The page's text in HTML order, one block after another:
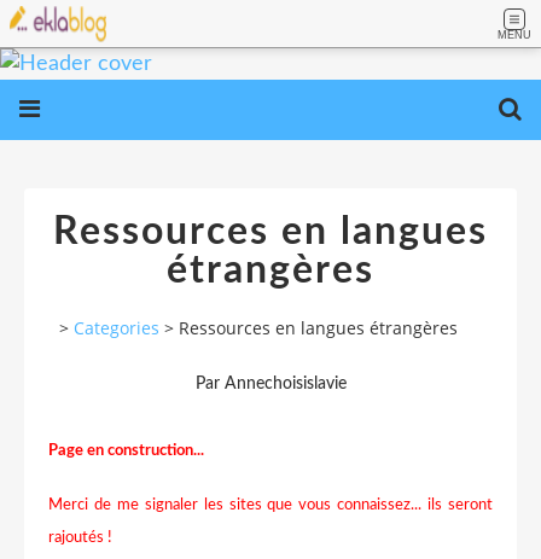
MENU
Ressources en langues
étrangères
> Categories > Ressources en langues étrangères
Par Annechoisislavie
Page en construction...
Merci de me signaler les sites que vous connaissez... ils seront
rajoutés !